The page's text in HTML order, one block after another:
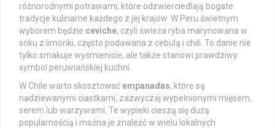
różnorodnymi potrawami, które odzwierciedlają bogate
tradycje kulinarne każdego z jej krajów. W Peru świetnym
wyborem będzie ceviche, czyli świeża ryba marynowana w
soku z limonki, często podawana z cebulą i chili. To danie nie
tylko smakuje wyśmienicie, ale także stanowi prawdziwy
symbol peruwiańskiej kuchni.
W Chile warto skosztować empanadas, które są
nadziewanymi ciastkami, zazwyczaj wypełnionymi mięsem,
serem lub warzywami. Te wypieki cieszą się dużą
popularnością i można je znaleźć w wielu lokalnych